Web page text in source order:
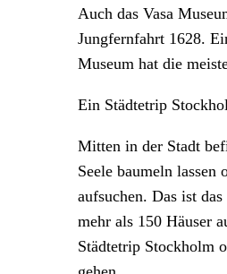
Auch das Vasa
Jungfernfahrt 1628.
Museum hat die
Ein Städtetrip
Mitten in der Stadt
Seele baumeln
aufsuchen. Das ist
mehr als 150 Häuser
Städtetrip Stockholm